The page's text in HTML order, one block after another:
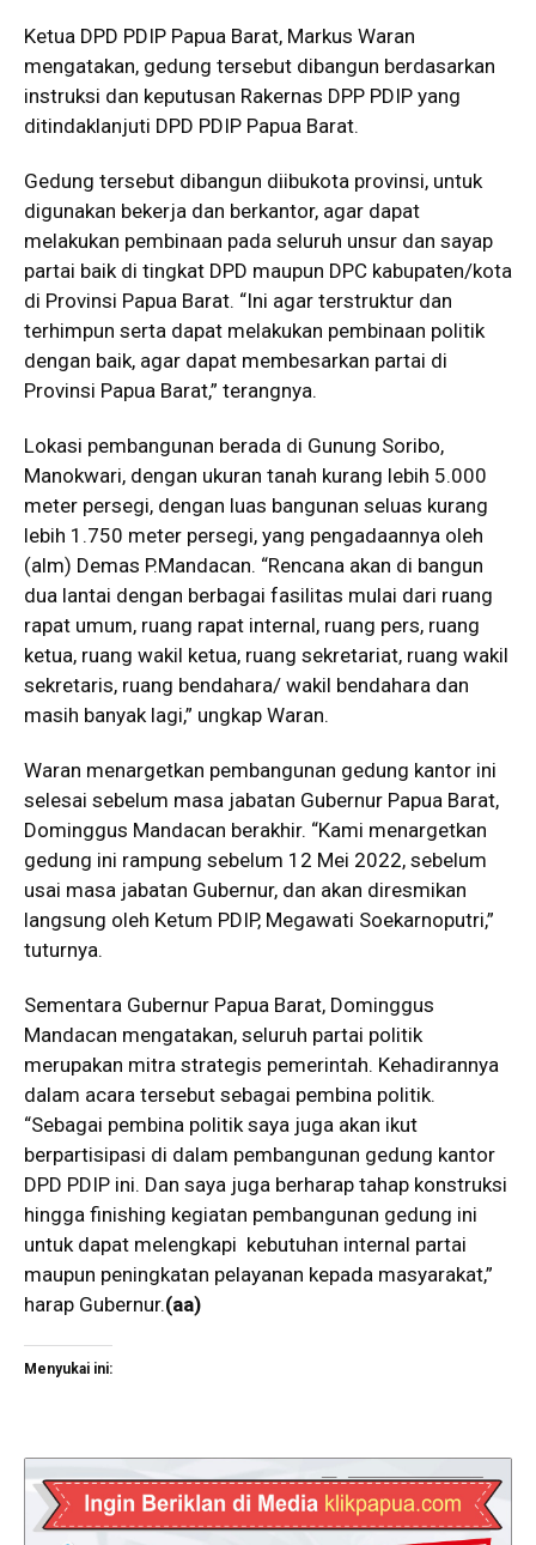
Ketua DPD PDIP Papua Barat, Markus Waran
mengatakan, gedung tersebut dibangun berdasarkan
instruksi dan keputusan Rakernas DPP PDIP yang
ditindaklanjuti DPD PDIP Papua Barat.
Gedung tersebut dibangun diibukota provinsi, untuk
digunakan bekerja dan berkantor, agar dapat
melakukan pembinaan pada seluruh unsur dan sayap
partai baik di tingkat DPD maupun DPC kabupaten/kota
di Provinsi Papua Barat. “Ini agar terstruktur dan
terhimpun serta dapat melakukan pembinaan politik
dengan baik, agar dapat membesarkan partai di
Provinsi Papua Barat,” terangnya.
Lokasi pembangunan berada di Gunung Soribo,
Manokwari, dengan ukuran tanah kurang lebih 5.000
meter persegi, dengan luas bangunan seluas kurang
lebih 1.750 meter persegi, yang pengadaannya oleh
(alm) Demas P.Mandacan. “Rencana akan di bangun
dua lantai dengan berbagai fasilitas mulai dari ruang
rapat umum, ruang rapat internal, ruang pers, ruang
ketua, ruang wakil ketua, ruang sekretariat, ruang wakil
sekretaris, ruang bendahara/ wakil bendahara dan
masih banyak lagi,” ungkap Waran.
Waran menargetkan pembangunan gedung kantor ini
selesai sebelum masa jabatan Gubernur Papua Barat,
Dominggus Mandacan berakhir. “Kami menargetkan
gedung ini rampung sebelum 12 Mei 2022, sebelum
usai masa jabatan Gubernur, dan akan diresmikan
langsung oleh Ketum PDIP, Megawati Soekarnoputri,”
tuturnya.
Sementara Gubernur Papua Barat, Dominggus
Mandacan mengatakan, seluruh partai politik
merupakan mitra strategis pemerintah. Kehadirannya
dalam acara tersebut sebagai pembina politik.
“Sebagai pembina politik saya juga akan ikut
berpartisipasi di dalam pembangunan gedung kantor
DPD PDIP ini. Dan saya juga berharap tahap konstruksi
hingga finishing kegiatan pembangunan gedung ini
untuk dapat melengkapi kebutuhan internal partai
maupun peningkatan pelayanan kepada masyarakat,”
harap Gubernur.(aa)
Menyukai ini: